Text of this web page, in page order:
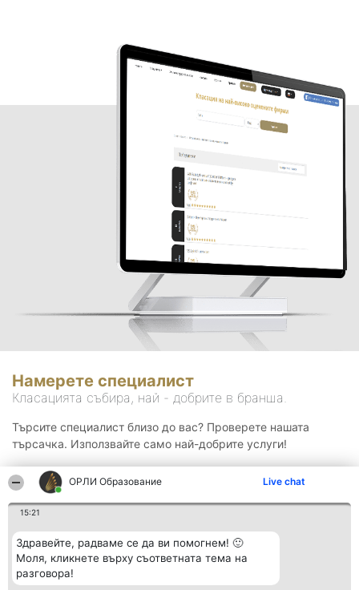
ОРЛИ Образование Live chat
15:21
Здравейте, радваме се да ви помогнем! 🙂
Моля, кликнете върху съответната тема на
разговора!
Намерете специалист
Класацията събира, най - добрите в бранша.
Търсите специалист близо до вас? Проверете нашата
търсачка. Използвайте само най-добрите услуги!